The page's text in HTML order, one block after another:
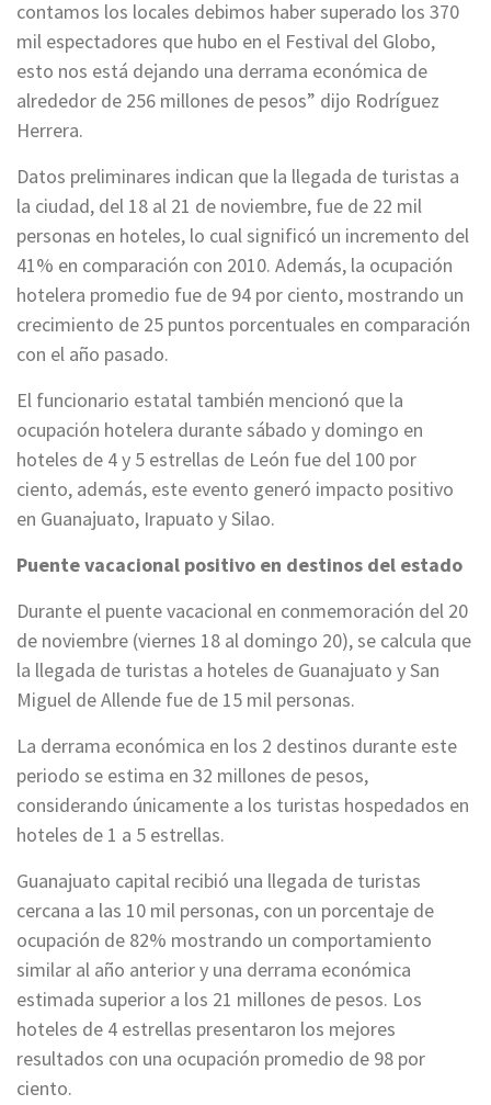
contamos los locales debimos haber superado los 370
mil espectadores que hubo en el Festival del Globo,
esto nos está dejando una derrama económica de
alrededor de 256 millones de pesos” dijo Rodríguez
Herrera.
Datos preliminares indican que la llegada de turistas a
la ciudad, del 18 al 21 de noviembre, fue de 22 mil
personas en hoteles, lo cual significó un incremento del
41% en comparación con 2010. Además, la ocupación
hotelera promedio fue de 94 por ciento, mostrando un
crecimiento de 25 puntos porcentuales en comparación
con el año pasado.
El funcionario estatal también mencionó que la
ocupación hotelera durante sábado y domingo en
hoteles de 4 y 5 estrellas de León fue del 100 por
ciento, además, este evento generó impacto positivo
en Guanajuato, Irapuato y Silao.
Puente vacacional positivo en destinos del estado
Durante el puente vacacional en conmemoración del 20
de noviembre (viernes 18 al domingo 20), se calcula que
la llegada de turistas a hoteles de Guanajuato y San
Miguel de Allende fue de 15 mil personas.
La derrama económica en los 2 destinos durante este
periodo se estima en 32 millones de pesos,
considerando únicamente a los turistas hospedados en
hoteles de 1 a 5 estrellas.
Guanajuato capital recibió una llegada de turistas
cercana a las 10 mil personas, con un porcentaje de
ocupación de 82% mostrando un comportamiento
similar al año anterior y una derrama económica
estimada superior a los 21 millones de pesos. Los
hoteles de 4 estrellas presentaron los mejores
resultados con una ocupación promedio de 98 por
ciento.